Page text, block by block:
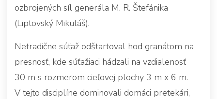
ozbrojených síl generála M. R. Štefánika
(Liptovský Mikuláš).
Netradične súťaž odštartoval hod granátom na
presnosť, kde súťažiaci hádzali na vzdialenosť
30 m s rozmerom cieľovej plochy 3 m x 6 m.
V tejto disciplíne dominovali domáci pretekári,